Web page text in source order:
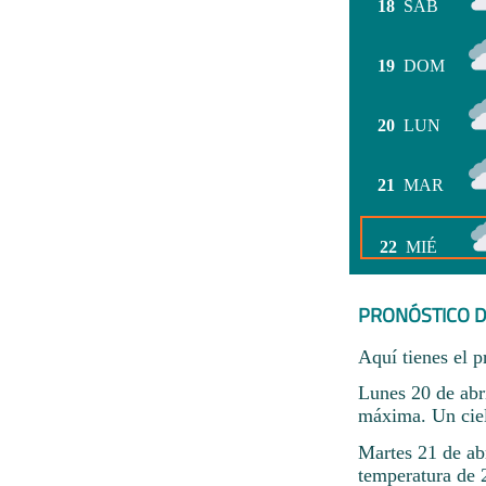
18 SÁB
19 DOM
20 LUN
21 MAR
22 MIÉ
PRONÓSTICO
Aquí tienes el
Lunes 20 de
máxima. Un
Martes 21 de
temperatura de